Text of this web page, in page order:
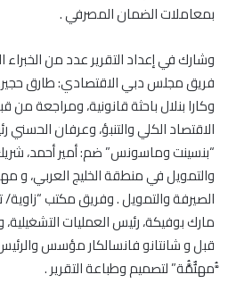
بمعاملات الضمان المصرفي .
وشارك في إعداد التقرير عدد من الخبراء
فريق مجلس دبي الاقتصادي: طارق
وكارا بنلال باحثة قانونية، ومراجعة من
الاقتصاد الكلي والتنبؤ، وعرفان
“بنسينت وماسونس” ضم: أمير أحمد،
والتمويل في منطقة الخليج العربي،
الصيرفة والتمويل . وفريق مكتب
مارك بوفيكة، رئيس العمليات
قبل و شانتانو فانسالكار مؤسس
َُّمهىٌٌمَُّة” لتصميم وطباعة التقرير .